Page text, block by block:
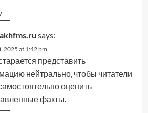
says:
2025 at 1:42 pm
представить
нейтрально, чтобы читатели
оценить
факты.